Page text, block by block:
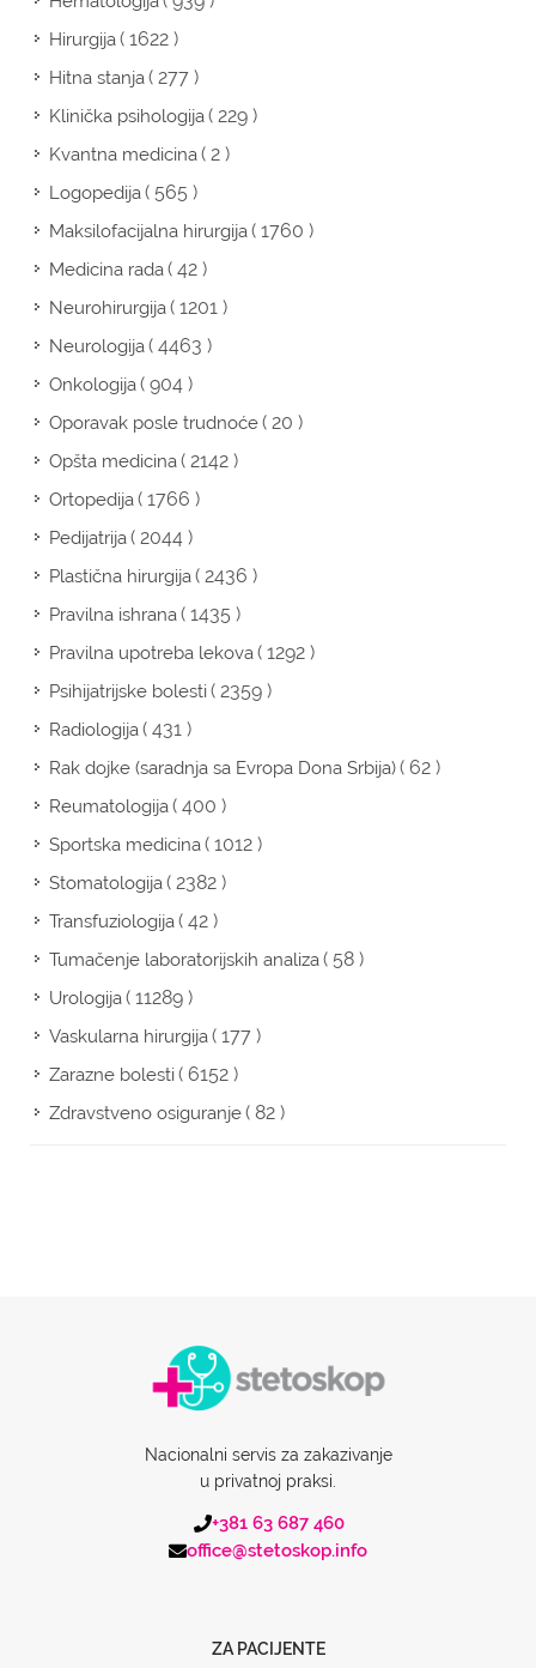
Hirurgija( 1622 )
Hitna stanja( 277 )
Klinička psihologija( 229 )
Kvantna medicina( 2 )
Logopedija( 565 )
Maksilofacijalna hirurgija( 1760 )
Medicina rada( 42 )
Neurohirurgija( 1201 )
Neurologija( 4463 )
Onkologija( 904 )
Oporavak posle trudnoće( 20 )
Opšta medicina( 2142 )
Ortopedija( 1766 )
Pedijatrija( 2044 )
Plastična hirurgija( 2436 )
Pravilna ishrana( 1435 )
Pravilna upotreba lekova( 1292 )
Psihijatrijske bolesti( 2359 )
Radiologija( 431 )
Rak dojke (saradnja sa Evropa Dona Srbija)( 62 )
Reumatologija( 400 )
Sportska medicina( 1012 )
Stomatologija( 2382 )
Transfuziologija( 42 )
Tumačenje laboratorijskih analiza( 58 )
Urologija( 11289 )
Vaskularna hirurgija( 177 )
Zarazne bolesti( 6152 )
Zdravstveno osiguranje( 82 )
Nacionalni servis za zakazivanje
u privatnoj praksi.
+381 63 687 460
office@stetoskop.info
ZA PACIJENTE